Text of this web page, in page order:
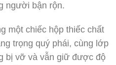
người bận rộn.
một chiếc hộp thiếc chất
trọng quý phái, cùng lớp
bị vỡ và vẫn giữ được độ